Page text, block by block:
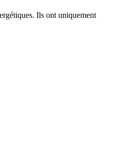
Ils ont uniquement